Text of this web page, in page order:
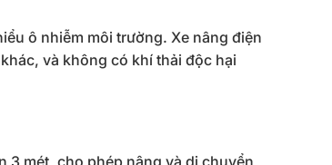
ô nhiễm môi trường. Xe nâng điện
và không có khí thải độc hại